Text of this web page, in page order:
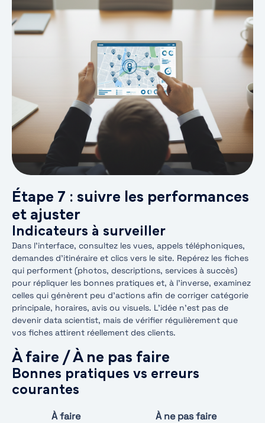
Étape 7 : suivre les performances
et ajuster
Indicateurs à surveiller
Dans l’interface, consultez les vues, appels téléphoniques,
demandes d’itinéraire et clics vers le site. Repérez les fiches
qui performent (photos, descriptions, services à succès)
pour répliquer les bonnes pratiques et, à l’inverse, examinez
celles qui génèrent peu d’actions afin de corriger catégorie
principale, horaires, avis ou visuels. L’idée n’est pas de
devenir data scientist, mais de vérifier régulièrement que
vos fiches attirent réellement des clients.
À faire / À ne pas faire
Bonnes pratiques vs erreurs
courantes
À faire
À ne pas faire